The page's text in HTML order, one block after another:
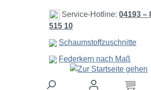
Zum Hauptinhalt springen
Service-Hotline:04193 –
515 10
Schaumstoffzuschnitte
Federkern nach Maß